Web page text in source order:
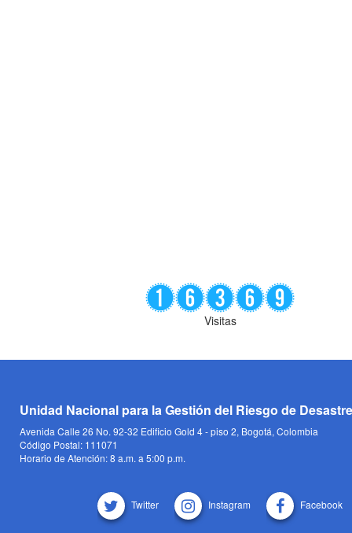
Visitas
Unidad Nacional para la Gestión del Riesgo de
Avenida Calle 26 No. 92-32 Edificio Gold 4 - piso 2, Bogotá, Colombia
Código Postal: 111071
Horario de Atención: 8 a.m. a 5:00 p.m.
Twitter Instagram Facebook